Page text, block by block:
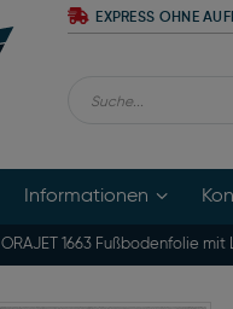
EXPRESS OHNE
Informationen
ORAJET 1663 Fußbodenfolie mit